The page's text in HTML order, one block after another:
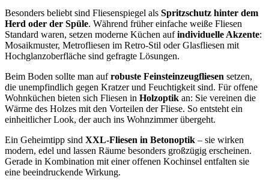
Besonders beliebt sind Fliesenspiegel als Spritzschutz hinter dem
Herd oder der Spüle. Während früher einfache weiße Fliesen
Standard waren, setzen moderne Küchen aufindividuelle Akzente:
Mosaikmuster, Metrofliesen im Retro-Stil oder Glasfliesen mit
Hochglanzoberfläche sind gefragte Lösungen.
Beim Boden sollte man aufrobuste Feinsteinzeugfliesen setzen,
die unempfindlich gegen Kratzer und Feuchtigkeit sind. Für offene
Wohnküchen bieten sich Fliesen in Holzoptik an: Sie vereinen die
Wärme des Holzes mit den Vorteilen der Fliese. So entsteht ein
einheitlicher Look, der auch ins Wohnzimmer übergeht.
Ein Geheimtipp sind XXL-Fliesen in Betonoptik – sie wirken
modern, edel und lassen Räume besonders großzügig erscheinen.
Gerade in Kombination mit einer offenen Kochinsel entfalten sie
eine beeindruckende Wirkung.